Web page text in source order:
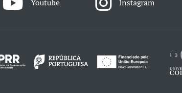
Youtube Instagram